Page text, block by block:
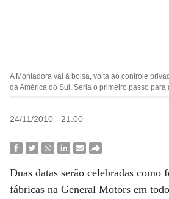
A Montadora vai à bolsa, volta ao controle
da América do Sul. Seria o primeiro passo
24/11/2010 - 21:00
Duas datas serão celebradas como
fábricas na General Motors em